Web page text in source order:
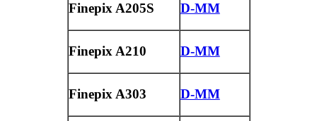
Finepix A205S D-MM
Finepix A210 D-MM
Finepix A303 D-MM